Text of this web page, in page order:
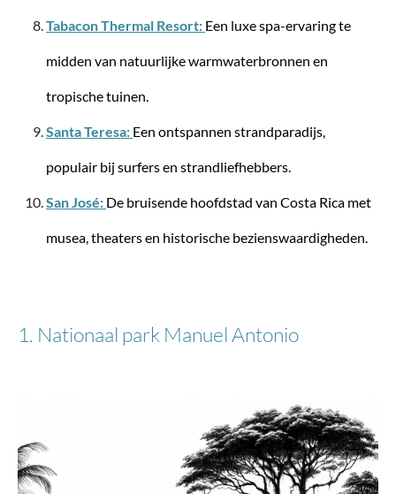
Travelite
BASICS Reistas op wieltjes L
Tabacon Thermal Resort: Een luxe spa-ervaring te
midden van natuurlijke warmwaterbronnen en
tropische tuinen.
Santa Teresa: Een ontspannen strandparadijs,
populair bij surfers en strandliefhebbers.
San José: De bruisende hoofdstad van Costa Rica met
musea, theaters en historische bezienswaardigheden.
1. Nationaal park Manuel Antonio